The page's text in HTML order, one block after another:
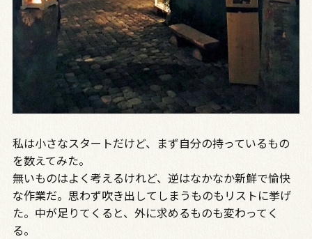
私は小さなスタートだけど、まず自分の持っているもの
を数えてみた。
無いものはよく考えるけれど、逆はなかなか新鮮で愉快
な作業だ。思わず吹き出してしまうものもリストに挙げ
た。中が足りてくると、外に求めるものも変わってく
る。